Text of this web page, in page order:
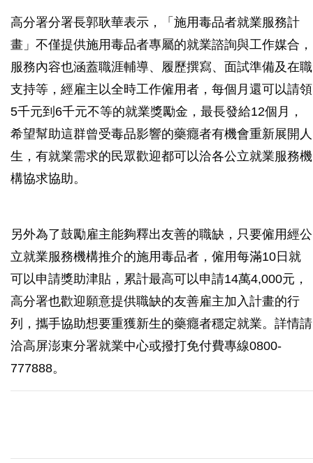
高分署分署長郭耿華表示，「施用毒品者就業服務計
畫」不僅提供施用毒品者專屬的就業諮詢與工作媒合，
服務內容也涵蓋職涯輔導、履歷撰寫、面試準備及在職
支持等，經雇主以全時工作僱用者，每個月還可以請領
5千元到6千元不等的就業獎勵金，最長發給12個月，
希望幫助這群曾受毒品影響的藥癮者有機會重新展開人
生，有就業需求的民眾歡迎都可以洽各公立就業服務機
構協求協助。
另外為了鼓勵雇主能夠釋出友善的職缺，只要僱用經公
立就業服務機構推介的施用毒品者，僱用每滿10日就
可以申請獎助津貼，累計最高可以申請14萬4,000元，
高分署也歡迎願意提供職缺的友善雇主加入計畫的行
列，攜手協助想要重獲新生的藥癮者穩定就業。詳情請
洽高屏澎東分署就業中心或撥打免付費專線0800-
777888。